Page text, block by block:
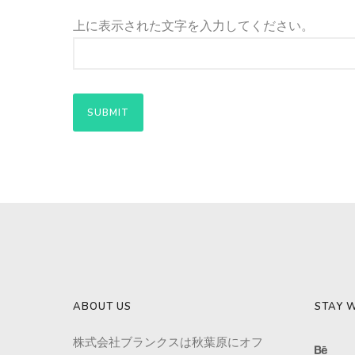
上に表示された文字を入力してください。
ABOUT US
株式会社ブランクスは秋葉原にオフ
STAY